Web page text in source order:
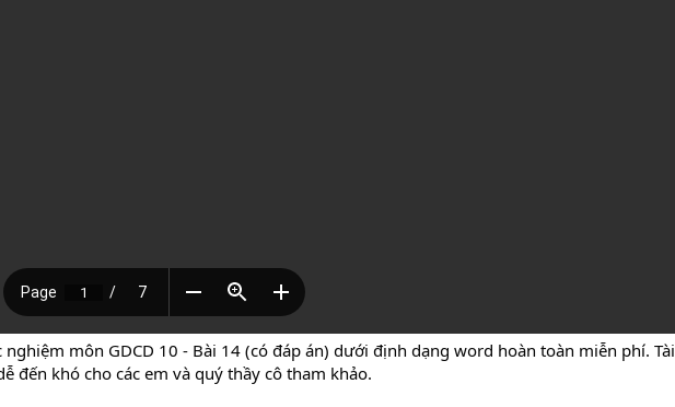
môn GDCD 10 - Bài 14 (có đáp án) dưới định dạng word hoàn toàn miễn phí. Tài
đến khó cho các em và quý thầy cô tham khảo.